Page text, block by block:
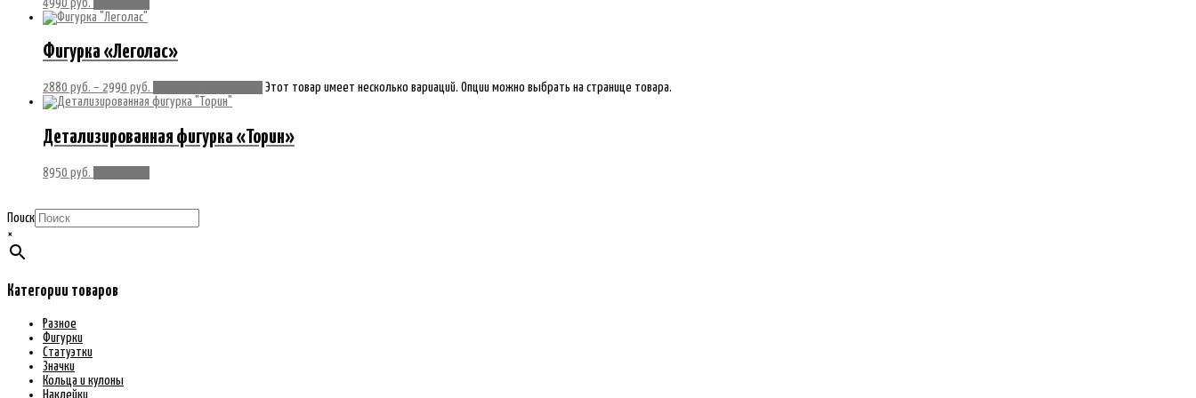
4990 руб.
Фигурка «Леголас»
2880 руб. – 2990 руб. Этот товар имеет несколько вариаций. Опции можно выбрать на странице товара.
Детализированная фигурка «Торин»
8950 руб.
Поиск
×
Категории товаров
Разное
Фигурки
Статуэтки
Значки
Кольца и кулоны
Наклейки